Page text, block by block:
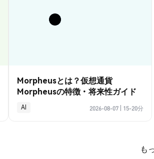
Morpheusとは？仮想通貨
Morpheusの特徴・将来性ガイド
AI 2026-08-07 15-20分
も